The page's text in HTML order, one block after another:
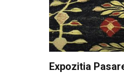
Expozitia